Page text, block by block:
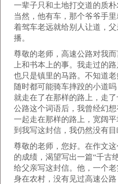
一辈子只和土地打交道的质
当然，他有车，那个爷爷手
着驾车老远就给别人让道，
播。
尊敬的老师，高速公路对我
上和书本上的事。我走过的
也只是镇里的马路。不知道
随时都可能骑车摔跤的小道
就走在了在那样的路上，走
公路这个词语后，我曾经幻
一起走在那样的路上，宽阔
到我写这封信，我仍然没有目
尊敬的老师，您好。在作文
的成绩，渴望写出一篇“千古
给父亲写这封信。他，一个
身在农村，没有见过高速公